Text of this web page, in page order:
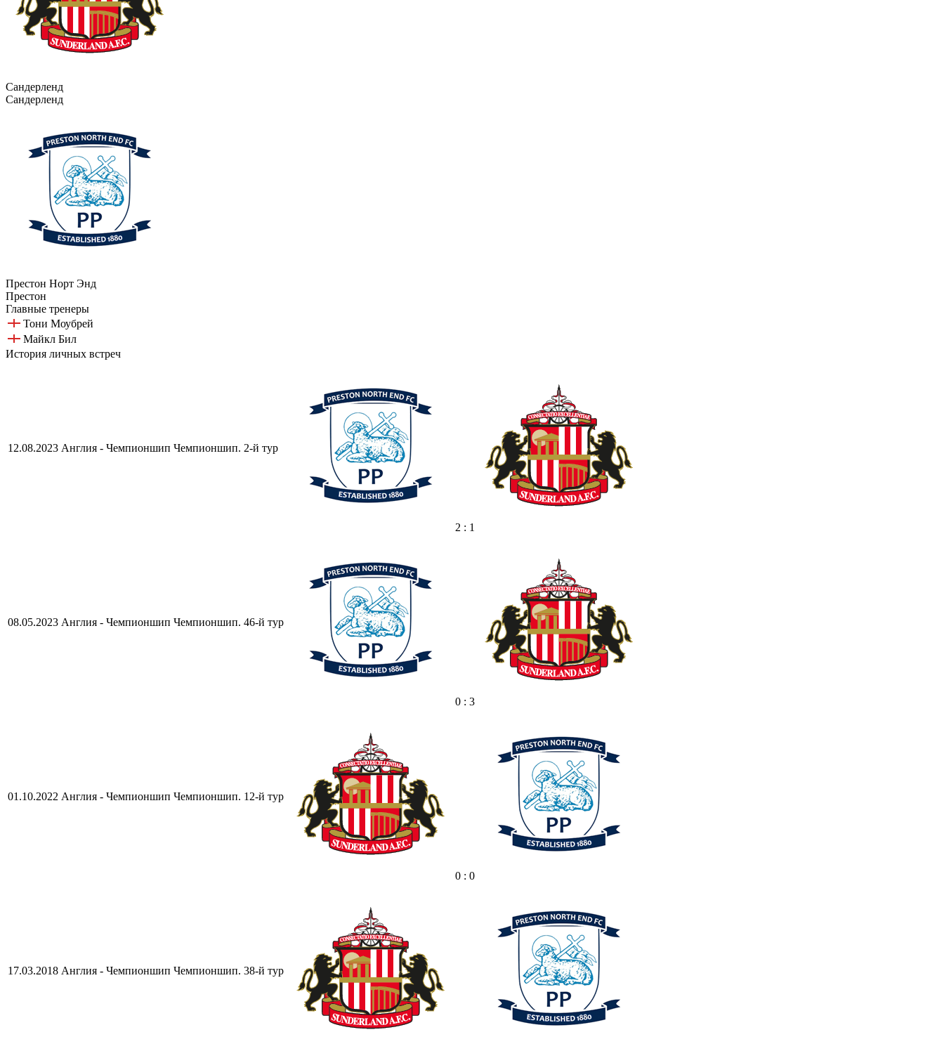
Сандерленд
Сандерленд
Престон Норт Энд
Престон
Главные тренеры
Тони Моубрей
Майкл Бил
История личных встреч
12.08.2023 Англия - Чемпионшип Чемпионшип. 2-й тур
2 : 1
08.05.2023 Англия - Чемпионшип Чемпионшип. 46-й тур
0 : 3
01.10.2022 Англия - Чемпионшип Чемпионшип. 12-й тур
0 : 0
17.03.2018 Англия - Чемпионшип Чемпионшип. 38-й тур